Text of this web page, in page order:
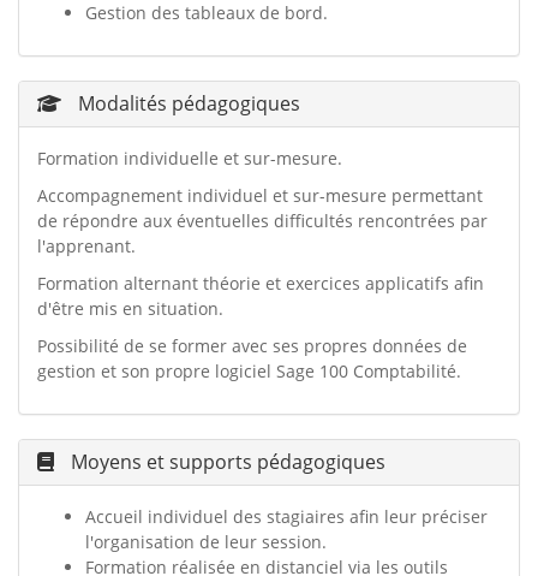
Gestion des tableaux de bord.
Modalités pédagogiques
Formation individuelle et sur-mesure.
Accompagnement individuel et sur-mesure permettant
de répondre aux éventuelles difficultés rencontrées par
l'apprenant.
Formation alternant théorie et exercices applicatifs afin
d'être mis en situation.
Possibilité de se former avec ses propres données de
gestion et son propre logiciel Sage 100 Comptabilité.
Moyens et supports pédagogiques
Accueil individuel des stagiaires afin leur préciser
l'organisation de leur session.
Formation réalisée en distanciel via les outils